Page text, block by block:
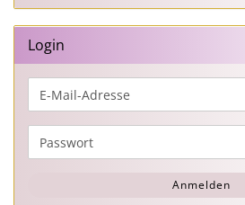
Login
E-
Mail-
Adresse
Passwort
Anmelden